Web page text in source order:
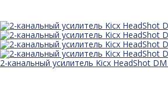
2-канальный усилитель Kicx HeadShot